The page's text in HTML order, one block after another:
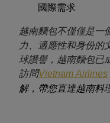
國際需求
越南麵包不僅僅是一
力、適應性和身份的
球讚譽，越南麵包已
訪問Vietnam Airlines
解，帶您直達越南料